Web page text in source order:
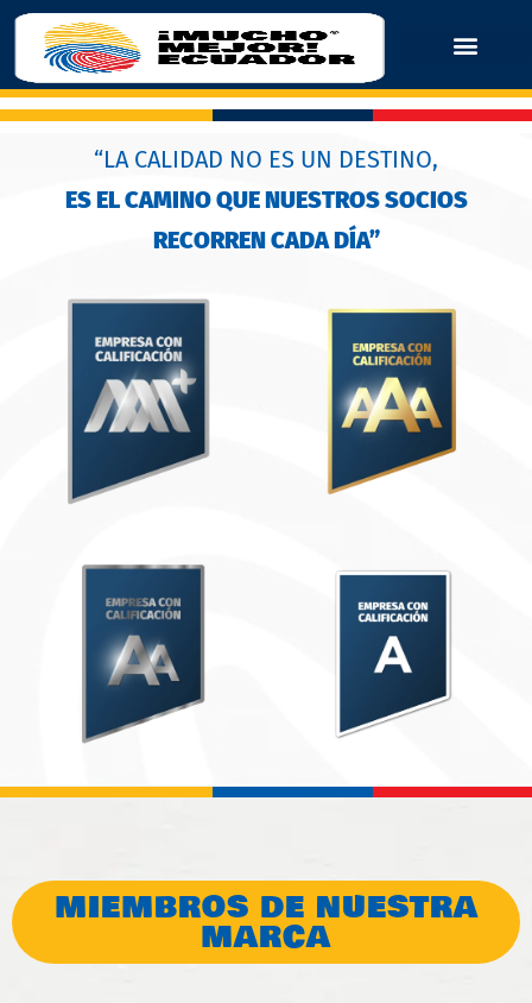
“LA CALIDAD NO ES UN DESTINO,
ES EL CAMINO QUE NUESTROS SOCIOS
RECORREN CADA DÍA”
MIEMBROS DE NUESTRA
MARCA